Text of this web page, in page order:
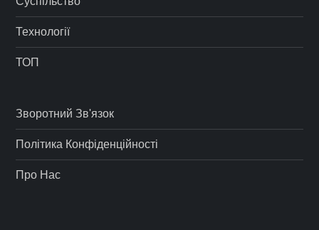
Технології
ТОП
Зворотний Зв'язок
Політика Конфіденційності
Про Нас